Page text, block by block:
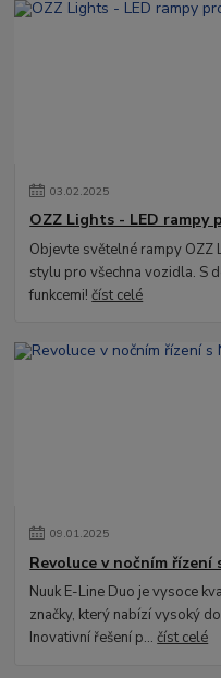
03.02.2025
OZZ Lights - LED
Objevte světelné rampy OZZ
stylu pro všechna vozidla. S
funkcemi!číst celé
09.01.2025
Revoluce v nočním řízení
Nuuk E-Line Duo je vysoce
značky, který nabízí vysoký
Inovativní řešení p...číst celé